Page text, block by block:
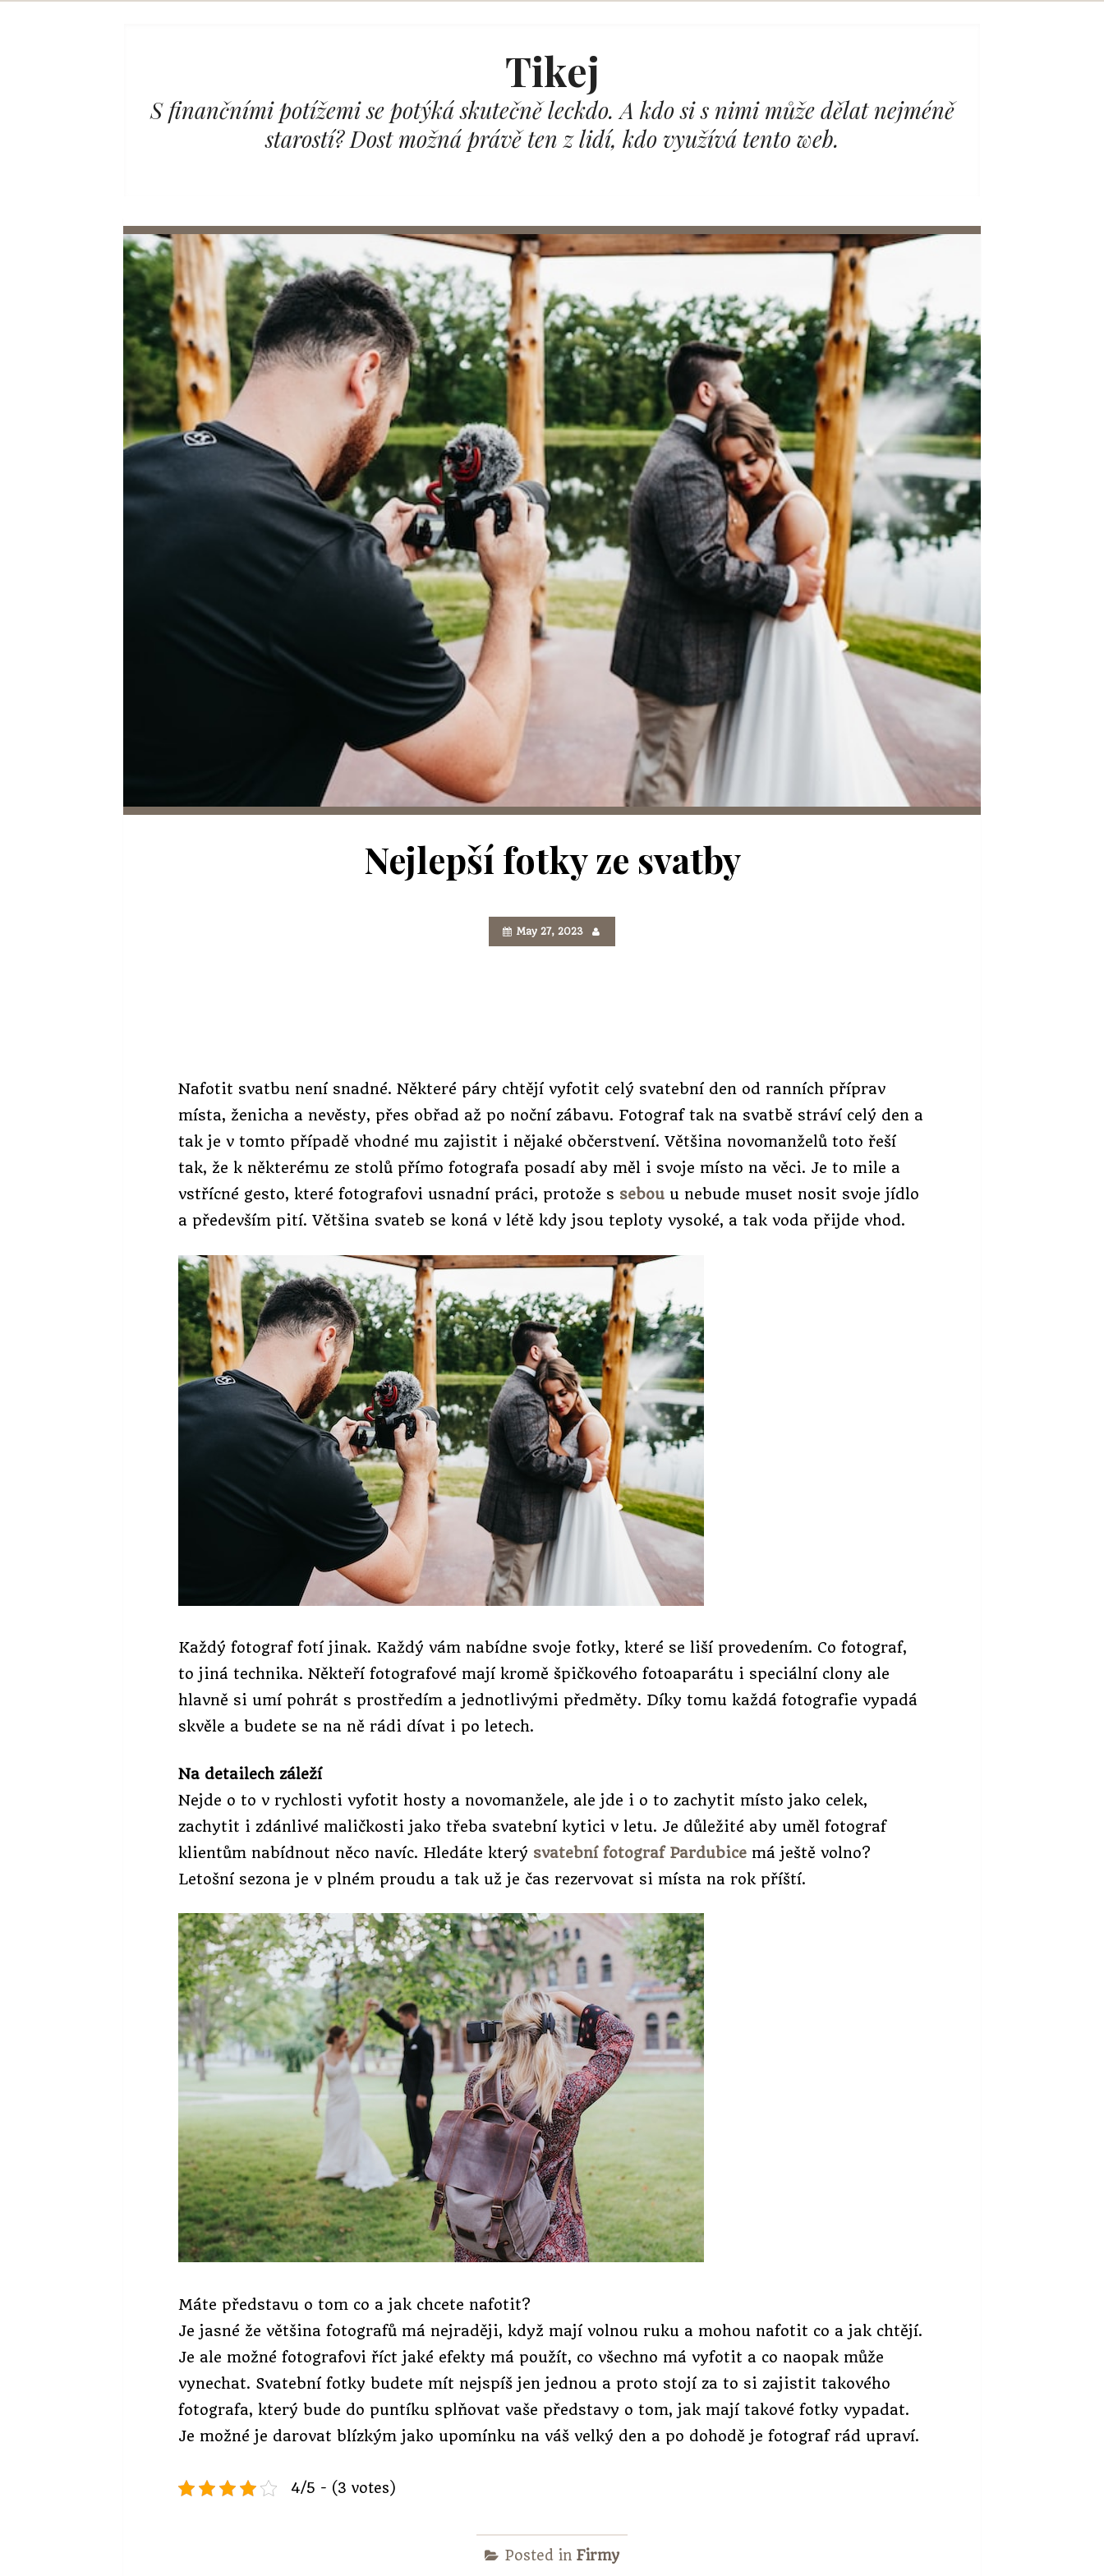
Tikej
S finančními potížemi se potýká skutečně leckdo. A kdo si s nimi může dělat nejméně
starostí? Dost možná právě ten z lidí, kdo využívá tento web.
Nejlepší fotky ze svatby
May 27, 2023
Nafotit svatbu není snadné. Některé páry chtějí vyfotit celý svatební den od ranních příprav
místa, ženicha a nevěsty, přes obřad až po noční zábavu. Fotograf tak na svatbě stráví celý den a
tak je v tomto případě vhodné mu zajistit i nějaké občerstvení. Většina novomanželů toto řeší
tak, že k některému ze stolů přímo fotografa posadí aby měl i svoje místo na věci. Je to mile a
vstřícné gesto, které fotografovi usnadní práci, protože s sebou u nebude muset nosit svoje jídlo
a především pití. Většina svateb se koná v létě kdy jsou teploty vysoké, a tak voda přijde vhod.
Každý fotograf fotí jinak. Každý vám nabídne svoje fotky, které se liší provedením. Co fotograf,
to jiná technika. Někteří fotografové mají kromě špičkového fotoaparátu i speciální clony ale
hlavně si umí pohrát s prostředím a jednotlivými předměty. Díky tomu každá fotografie vypadá
skvěle a budete se na ně rádi dívat i po letech.
Na detailech záleží
Nejde o to v rychlosti vyfotit hosty a novomanžele, ale jde i o to zachytit místo jako celek,
zachytit i zdánlivé maličkosti jako třeba svatební kytici v letu. Je důležité aby uměl fotograf
klientům nabídnout něco navíc. Hledáte který svatební fotograf Pardubice má ještě volno?
Letošní sezona je v plném proudu a tak už je čas rezervovat si místa na rok příští.
Máte představu o tom co a jak chcete nafotit?
Je jasné že většina fotografů má nejraději, když mají volnou ruku a mohou nafotit co a jak chtějí.
Je ale možné fotografovi říct jaké efekty má použít, co všechno má vyfotit a co naopak může
vynechat. Svatební fotky budete mít nejspíš jen jednou a proto stojí za to si zajistit takového
fotografa, který bude do puntíku splňovat vaše představy o tom, jak mají takové fotky vypadat.
Je možné je darovat blízkým jako upomínku na váš velký den a po dohodě je fotograf rád upraví.
4/5 - (3 votes)
Posted in Firmy